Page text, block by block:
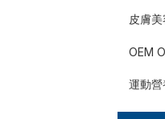
皮膚
OEM
運動